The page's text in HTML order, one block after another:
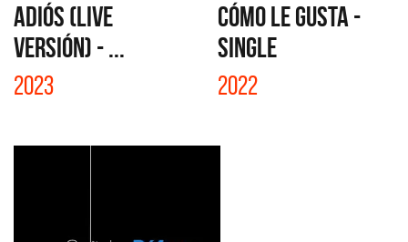
ADIÓS (LIVE
VERSIÓN) - ...
2023
CÓMO LE GUSTA -
SINGLE
2022